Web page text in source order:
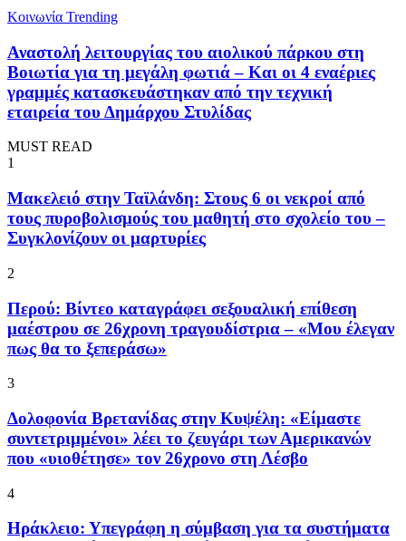
Κοινωνία Trending
Αναστολή λειτουργίας του αιολικού πάρκου στη
Βοιωτία για τη μεγάλη φωτιά – Και οι 4 εναέριες
γραμμές κατασκευάστηκαν από την τεχνική
εταιρεία του Δημάρχου Στυλίδας
MUST READ
1
Μακελειό στην Ταϊλάνδη: Στους 6 οι νεκροί από
τους πυροβολισμούς του μαθητή στο σχολείο του –
Συγκλονίζουν οι μαρτυρίες
2
Περού: Βίντεο καταγράφει σεξουαλική επίθεση
μαέστρου σε 26χρονη τραγουδίστρια – «Μου έλεγαν
πως θα το ξεπεράσω»
3
Δολοφονία Βρετανίδας στην Κυψέλη: «Είμαστε
συντετριμμένοι» λέει το ζευγάρι των Αμερικανών
που «υιοθέτησε» τον 26χρονο στη Λέσβο
4
Ηράκλειο: Υπεγράφη η σύμβαση για τα συστήματα